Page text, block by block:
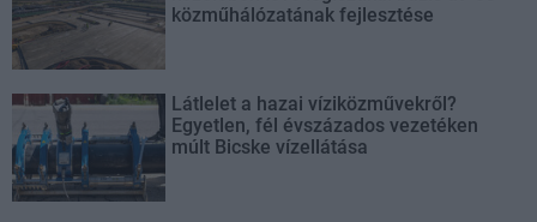
közműhálózatának fejlesztése
Látlelet a hazai víziközművekről?
Egyetlen, fél évszázados vezetéken
múlt Bicske vízellátása